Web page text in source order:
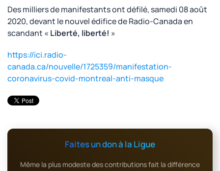
Des milliers de manifestants ont défilé, samedi 08 août
2020, devant le nouvel édifice de Radio-Canada en
scandant « Liberté, liberté! »
https://ici.radio-
canada.ca/nouvelle/1725359/manifestation-
coronavirus-covid-montreal-anti-masque
Faites un don à la Ligue
Même la plus modeste des contributions fait la différence